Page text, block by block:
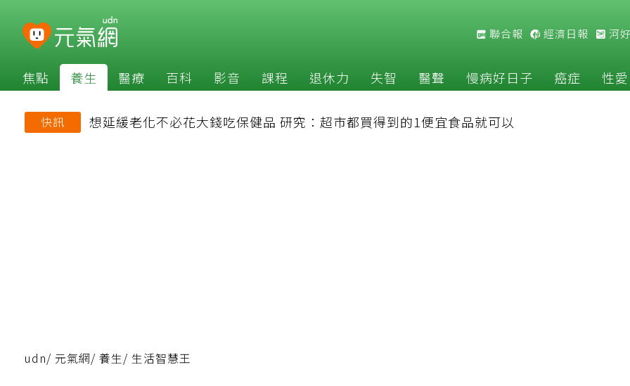
聯合報 經濟日報 河
焦點 養生 醫療 百科 影音 課程 退休力 失智 醫聲 慢病好日子 癌症 性愛
快訊 想延緩老化不必花大錢吃保健品 研究：超市都買得到的1便宜食品就可以
udn/ 元氣網/ 養生/ 生活智慧王